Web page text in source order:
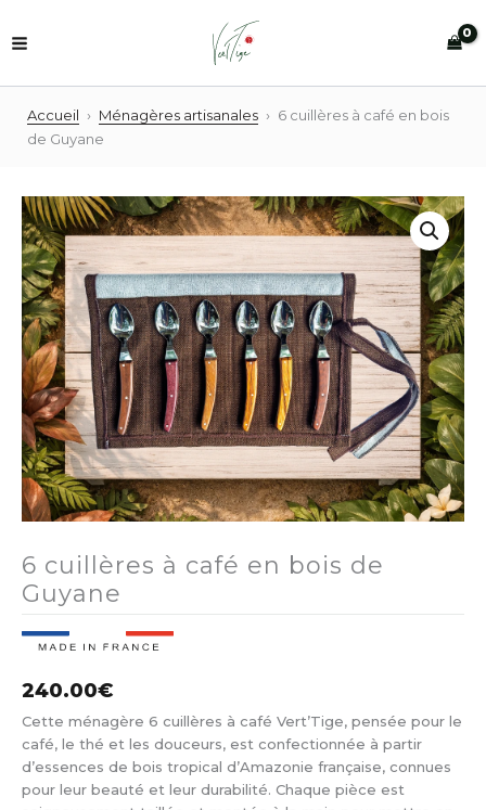
au
Accueil › Ménagères artisanales › 6 cuillères à café en bois
de Guyane
6 cuillères à café en bois de
Guyane
240.00€
Cette ménagère 6 cuillères à café Vert’Tige, pensée pour le
café, le thé et les douceurs, est confectionnée à partir
d’essences de bois tropical d’Amazonie française, connues
pour leur beauté et leur durabilité. Chaque pièce est